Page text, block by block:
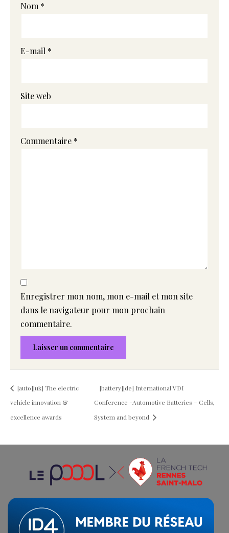
Nom *
E-mail *
Site web
Commentaire *
Enregistrer mon nom, mon e-mail et mon site
dans le navigateur pour mon prochain
commentaire.
[auto][uk] The electric
vehicle innovation &
excellence awards
[battery][de] International VDI
Conference -Automotive Batteries – Cells,
System and beyond